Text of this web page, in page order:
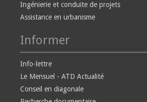
Ingénierie et conduite de projets
Assistance en urbanisme
Informer
Info-lettre
Le Mensuel - ATD Actualité
Conseil en diagonale